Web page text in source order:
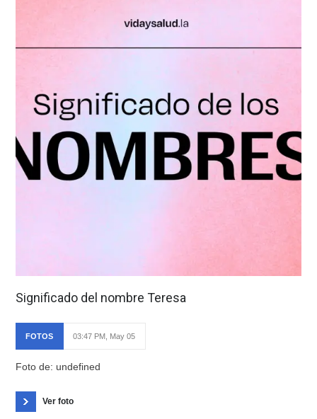
Significado del nombre Teresa
FOTOS 03:47 PM, May 05
Foto de: undefined
Ver foto